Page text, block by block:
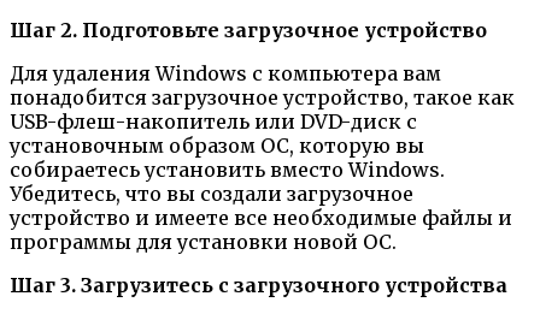
Шаг 2. Подготовьте загрузочное устройство
Для удаления Windows с компьютера вам
понадобится загрузочное устройство, такое как
USB-флеш-накопитель или DVD-диск с
установочным образом ОС, которую вы
собираетесь установить вместо Windows.
Убедитесь, что вы создали загрузочное
устройство и имеете все необходимые файлы и
программы для установки новой ОС.
Шаг 3. Загрузитесь с загрузочного устройства